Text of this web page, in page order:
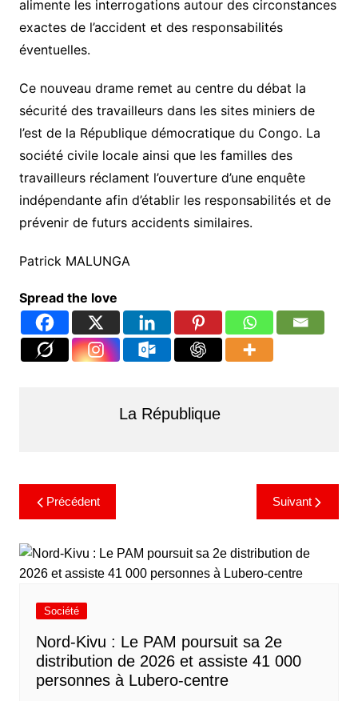
alimente les interrogations autour des circonstances
exactes de l’accident et des responsabilités
éventuelles.
Ce nouveau drame remet au centre du débat la
sécurité des travailleurs dans les sites miniers de
l’est de la République démocratique du Congo. La
société civile locale ainsi que les familles des
travailleurs réclament l’ouverture d’une enquête
indépendante afin d’établir les responsabilités et de
prévenir de futurs accidents similaires.
Patrick MALUNGA
Spread the love
La République
Précédent Suivant
Société
Nord-Kivu : Le PAM poursuit sa 2e
distribution de 2026 et assiste 41 000
personnes à Lubero-centre